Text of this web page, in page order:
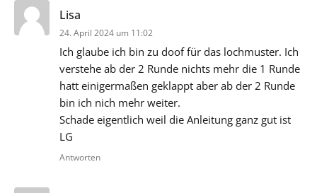
Lisa
24. April 2024 um 11:02
Ich glaube ich bin zu doof für das lochmuster. Ich
verstehe ab der 2 Runde nichts mehr die 1 Runde
hatt einigermaßen geklappt aber ab der 2 Runde
bin ich nich mehr weiter.
Schade eigentlich weil die Anleitung ganz gut ist
LG
Antworten